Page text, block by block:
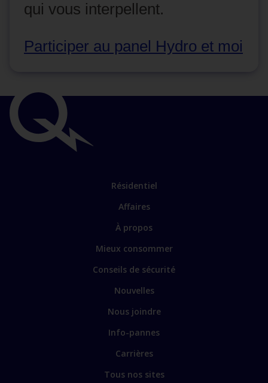
qui vous interpellent.
Participer au panel Hydro et moi
importants
Lien
les
principales
Résidentiel
Affaires
Lien
certains
sites
À propos
Mieux consommer
Conseils de sécurité
Nouvelles
Nous joindre
Info-pannes
Carrières
Tous nos sites